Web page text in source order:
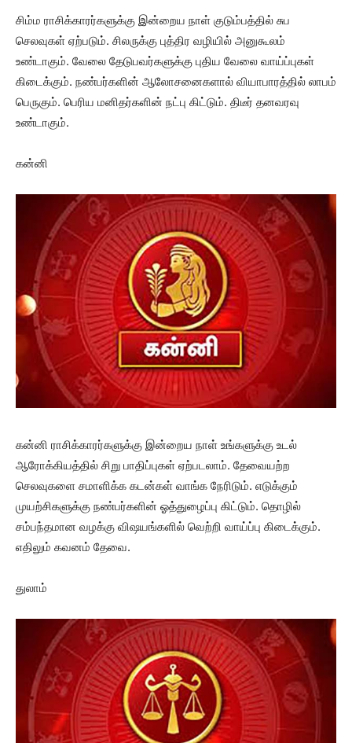
சிம்ம ராசிக்காரர்களுக்கு இன்றைய நாள் குடும்பத்தில் சுப
செலவுகள் ஏற்படும். சிலருக்கு புத்திர வழியில் அனுகூலம்
உண்டாகும். வேலை தேடுபவர்களுக்கு புதிய வேலை வாய்ப்புகள்
கிடைக்கும். நண்பர்களின் ஆலோசனைகளால் வியாபாரத்தில் லாபம்
பெருகும். பெரிய மனிதர்களின் நட்பு கிட்டும். திடீர் தனவரவு
உண்டாகும்.
கன்னி
கன்னி ராசிக்காரர்களுக்கு இன்றைய நாள் உங்களுக்கு உடல்
ஆரோக்கியத்தில் சிறு பாதிப்புகள் ஏற்படலாம். தேவையற்ற
செலவுகளை சமாளிக்க கடன்கள் வாங்க நேரிடும். எடுக்கும்
முயற்சிகளுக்கு நண்பர்களின் ஓத்துழைப்பு கிட்டும். தொழில்
சம்பந்தமான வழக்கு விஷயங்களில் வெற்றி வாய்ப்பு கிடைக்கும்.
எதிலும் கவனம் தேவை.
துலாம்